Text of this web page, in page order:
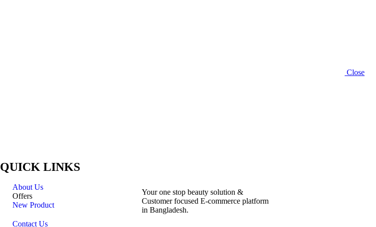
Close
QUICK LINKS
About Us
Offers
New Product
Contact Us
Your one stop beauty solution &
Customer focused E-commerce platform
in Bangladesh.